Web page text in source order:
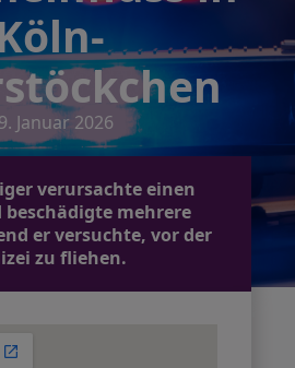
Januar 2026
verursachte einen
mehrere
er versuchte, vor der
zu fliehen.